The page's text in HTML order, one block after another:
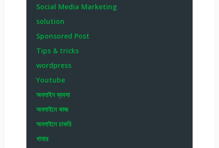
Social Media Marketing
solution
Sponsored Post
Tips & tricks
wordpress
Youtube
অনলাইন ব্যবসা
অনলাইনে কাজ
অনলাইনে চাকরি
খামার